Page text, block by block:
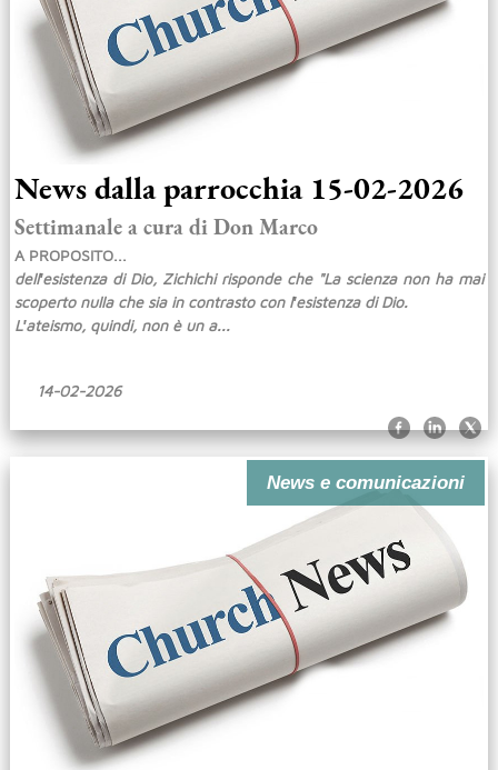
News dalla parrocchia 15-02-2026
Settimanale a cura di Don Marco
A PROPOSITO...
dell′esistenza di Dio, Zichichi risponde che "La scienza non ha mai
scoperto nulla che sia in contrasto con l′esistenza di Dio.
L′ateismo, quindi, non è un a...
14-02-2026
News e comunicazioni